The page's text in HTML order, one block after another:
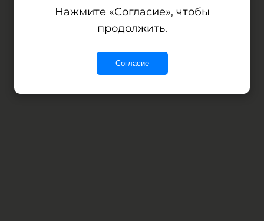
работаем над этим
Нажмите «Согласие», чтобы
продолжить.
Согласие